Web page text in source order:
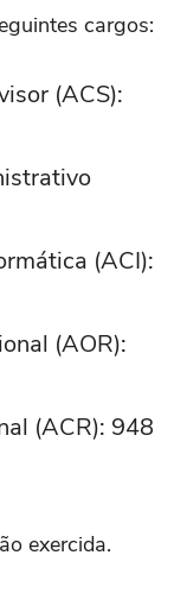
cargos:
(ACS):
(ACI):
(AOR):
(ACR): 948
exercida.